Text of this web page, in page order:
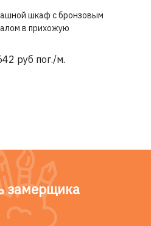
шкаф с бронзовым
в прихожую
руб пог./м.
замерщика